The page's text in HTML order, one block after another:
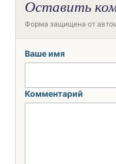
Оставить
Форма защищена от
Ваше имя
Комментарий